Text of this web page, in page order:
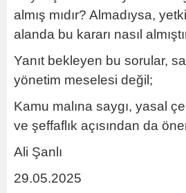
almış mıdır? Almadıysa,
alanda bu kararı nasıl
Yanıt bekleyen bu sorular,
yönetim meselesi değil;
Kamu malına saygı, yasal
ve şeffaflık açısından da
Ali Şanlı
29.05.2025